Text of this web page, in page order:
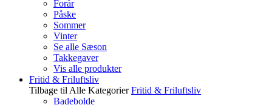
Forår
Påske
Sommer
Vinter
Se alle Sæson
Takkegaver
Vis alle produkter
Fritid & Friluftsliv
Tilbage til Alle Kategorier Fritid & Friluftsliv
Badebolde